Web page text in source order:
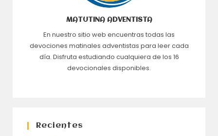
MATUTINA ADVENTISTA
En nuestro sitio web encuentras todas las
devociones matinales adventistas para leer cada
día. Disfruta estudiando cualquiera de los 16
devocionales disponibles.
Recientes